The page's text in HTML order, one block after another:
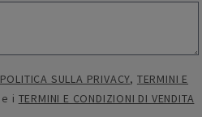
POLITICA SULLA PRIVACY, TERMINI E
e i TERMINI E CONDIZIONI DI VENDITA